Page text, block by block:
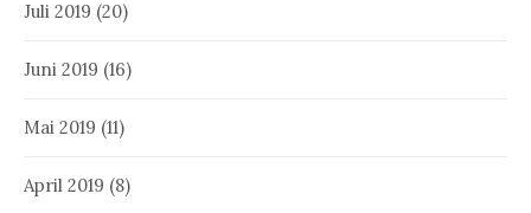
Juli 2019 (20)
Juni 2019 (16)
Mai 2019 (11)
April 2019 (8)